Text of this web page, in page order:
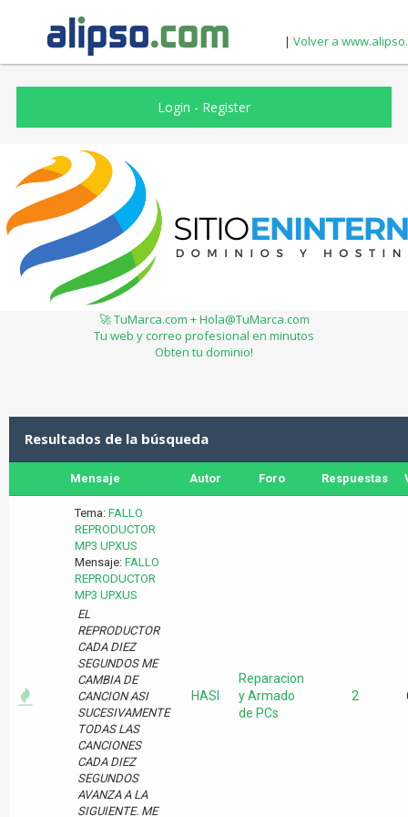
| Volver a
Login - Register
🚀 TuMarca.com + Hola@TuMarca.com
Tu web y correo profesional en minutos
Obten tu dominio!
Resultados de la búsqueda
Mensaje Autor Foro Respuestas
Tema: FALLO
REPRODUCTOR
MP3 UPXUS
Mensaje: FALLO
REPRODUCTOR
MP3 UPXUS
EL
REPRODUCTOR
CADA DIEZ
SEGUNDOS ME
CAMBIA DE
CANCION ASI
SUCESIVAMENTE
TODAS LAS
CANCIONES
CADA DIEZ
SEGUNDOS
AVANZA A LA
SIGUIENTE. ME
HASI
Reparacion
y Armado
de PCs
2